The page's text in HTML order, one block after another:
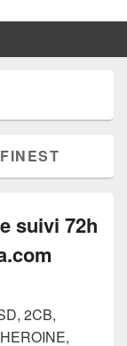
FINEST
suivi 72h
2CB,